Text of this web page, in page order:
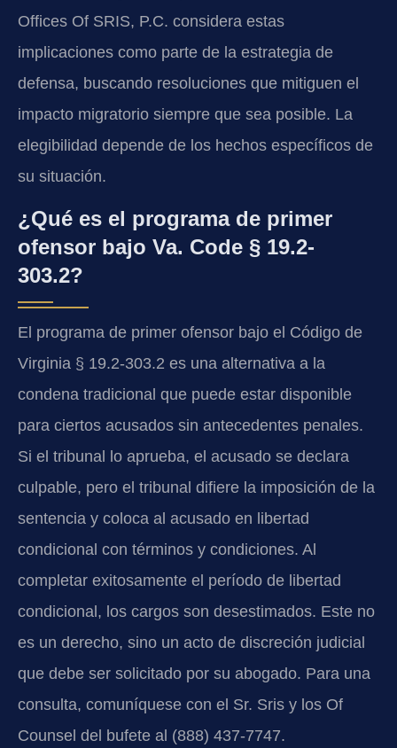
Offices Of SRIS, P.C. considera estas
implicaciones como parte de la estrategia de
defensa, buscando resoluciones que mitiguen el
impacto migratorio siempre que sea posible. La
elegibilidad depende de los hechos específicos de
su situación.
¿Qué es el programa de primer
ofensor bajo Va. Code § 19.2-
303.2?
El programa de primer ofensor bajo el Código de
Virginia § 19.2-303.2 es una alternativa a la
condena tradicional que puede estar disponible
para ciertos acusados sin antecedentes penales.
Si el tribunal lo aprueba, el acusado se declara
culpable, pero el tribunal difiere la imposición de la
sentencia y coloca al acusado en libertad
condicional con términos y condiciones. Al
completar exitosamente el período de libertad
condicional, los cargos son desestimados. Este no
es un derecho, sino un acto de discreción judicial
que debe ser solicitado por su abogado. Para una
consulta, comuníquese con el Sr. Sris y los Of
Counsel del bufete al (888) 437-7747.